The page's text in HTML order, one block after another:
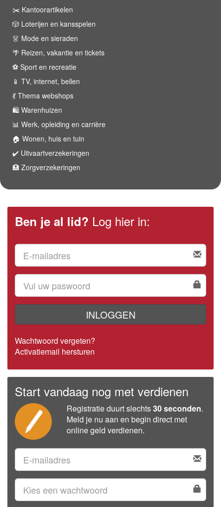
✂️ Kantoorartikelen
🎲 Loterijen en kansspelen
👗 Mode en sieraden
🌴 Reizen, vakantie en tickets
⚽️ Sport en recreatie
📱 TV, internet, bellen
💃 Thema webshops
🛍 Warenhuizen
📊 Werk, opleiding en carrière
🏠 Wonen, huis en tuin
✔️ Uitvaartverzekeringen
🏥 Zorgverzekeringen
Ben je al lid? Log hier in:
INLOGGEN
Wachtwoord vergeten?
Activatiemail hersturen
Start vandaag nog met verdienen
Registratie duurt slechts30 seconden.
Meld je nu aan en begin direct met
online geld verdienen.